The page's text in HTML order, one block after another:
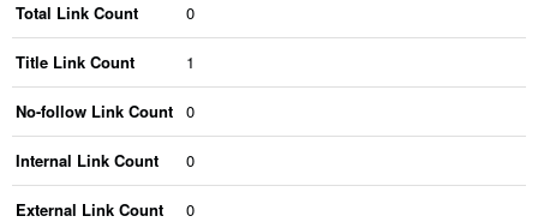
Total Link Count 0
Title Link Count 1
No-follow Link Count 0
Internal Link Count 0
External Link Count 0